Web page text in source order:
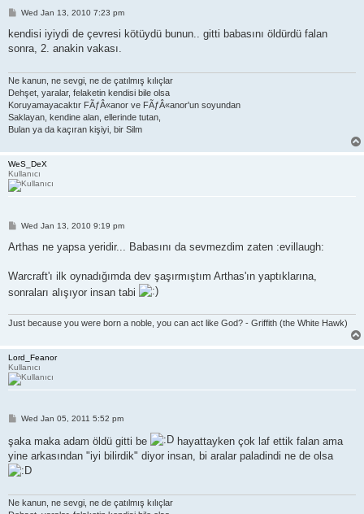
P
s
Wed Jan 13, 2010 7:23 pm
kendisi iyiydi de çevresi kötüydü bunun.. gitti babasını öldürdü falan
sonra, 2. anakin vakası.
Ne kanun, ne sevgi, ne de çatılmış kılıçlar
Dehşet, yaralar, felaketin kendisi bile olsa
Koruyamayacaktır FÃƒÂ«anor ve FÃƒÂ«anor'un soyundan
Saklayan, kendine alan, ellerinde tutan,
Bulan ya da kaçıran kişiyi, bir Silm
WeS_DeX
Kullanıcı
P
s
Wed Jan 13, 2010 9:19 pm
Arthas ne yapsa yeridir... Babasını da sevmezdim zaten :evillaugh:
Warcraft'ı ilk oynadığımda dev şaşırmıştım Arthas'ın yaptıklarına,
sonraları alışıyor insan tabi
Just because you were born a noble, you can act like God? - Griffith (the White Hawk)
Lord_Feanor
Kullanıcı
P
s
t
Wed Jan 05, 2011 5:52 pm
şaka maka adam öldü gitti be
hayattayken çok laf ettik falan ama
yine arkasından "iyi bilirdik" diyor insan, bi aralar paladindi ne de olsa
Ne kanun, ne sevgi, ne de çatılmış kılıçlar